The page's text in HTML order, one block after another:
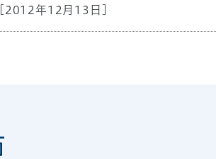
[2012年12月13日]